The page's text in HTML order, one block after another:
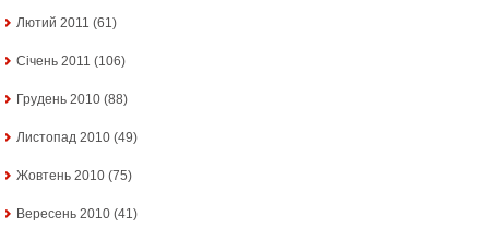
Лютий 2011 (61)
Січень 2011 (106)
Грудень 2010 (88)
Листопад 2010 (49)
Жовтень 2010 (75)
Вересень 2010 (41)